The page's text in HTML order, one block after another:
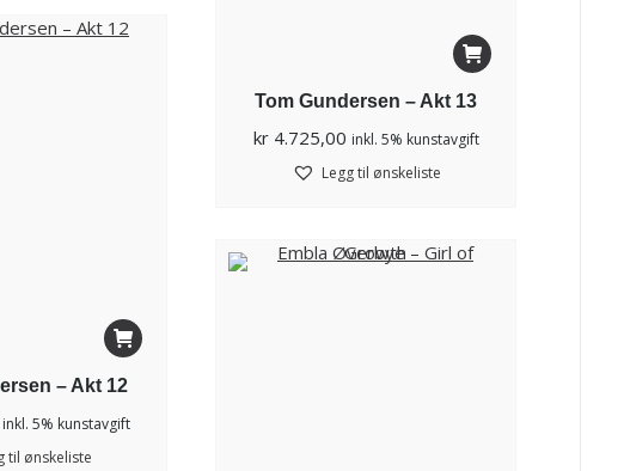
Tom Gundersen – Akt 13
kr4.725,00 inkl. 5% kunstavgift
Legg til ønskeliste
– Akt 12
inkl. 5% kunstavgift
til ønskeliste